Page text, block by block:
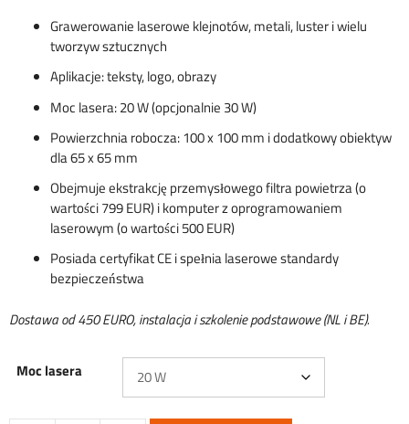
Grawerowanie laserowe klejnotów, metali, luster i wielu
tworzyw sztucznych
Aplikacje: teksty, logo, obrazy
Moc lasera: 20 W (opcjonalnie 30 W)
Powierzchnia robocza: 100 x 100 mm i dodatkowy obiektyw
dla 65 x 65 mm
Obejmuje ekstrakcję przemysłowego filtra powietrza (o
wartości 799 EUR) i komputer z oprogramowaniem
laserowym (o wartości 500 EUR)
Posiada certyfikat CE i spełnia laserowe standardy
bezpieczeństwa
Dostawa od 450 EURO, instalacja i szkolenie podstawowe (NL i BE).
Moc lasera